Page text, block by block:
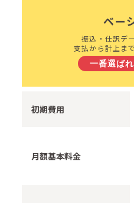
ベー
振込・仕訳デ
支払から計上ま
一番選ば
初期費用
月額基本料金